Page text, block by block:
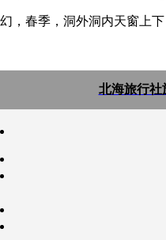
春季，洞外洞内天窗上下
北海旅行社